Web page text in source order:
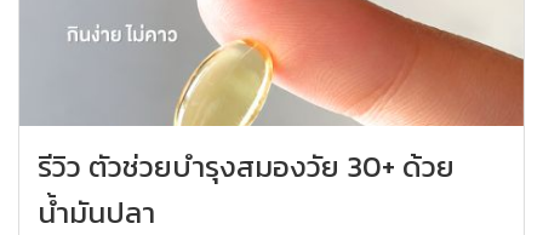
รีวิว ตัวช่วยบำรุงสมองวัย 30+ ด้วย
น้ำมันปลา